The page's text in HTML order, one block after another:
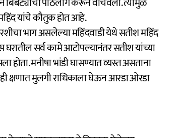
यांचे कौतुक होत आहे.
भाग असलेल्या महिंदवाडी येथे सतीश महिंद
सर्व कामे आटोपल्यानंतर सतीश यांच्या
होता. मनीषा भांडी घासण्यात व्यस्त असताना
मुलगी राधिकाला घेऊन आरडा ओरडा